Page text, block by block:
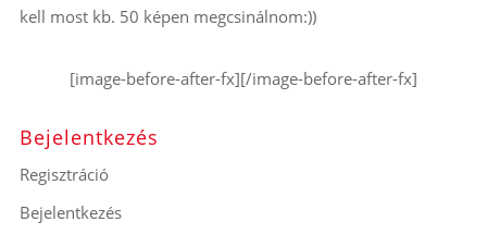
kell most kb. 50 képen megcsinálnom:))
[image-before-after-fx][/image-before-after-fx]
Bejelentkezés
Regisztráció
Bejelentkezés